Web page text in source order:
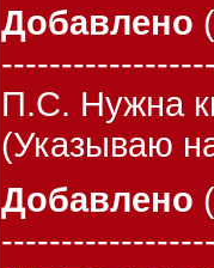
Добавлено
П.С. Нужна
(Указываю
Добавлено